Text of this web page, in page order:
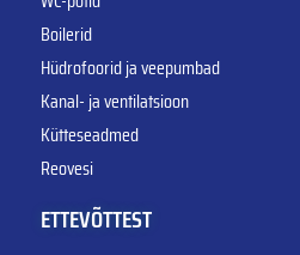
Boilerid
Hüdrofoorid ja veepumbad
Kanal- ja ventilatsioon
Kütteseadmed
Reovesi
ETTEVÕTTEST